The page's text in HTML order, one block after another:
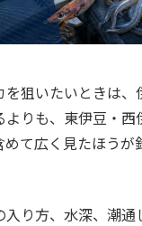
狙いたいときは、
りも、東伊豆・西
て広く見たほうが
り方、水深、潮通